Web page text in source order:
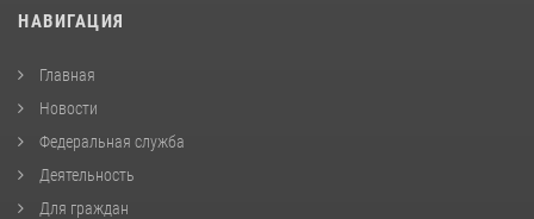
НАВИГАЦИЯ
Главная
Новости
Федеральная служба
Деятельность
Для граждан